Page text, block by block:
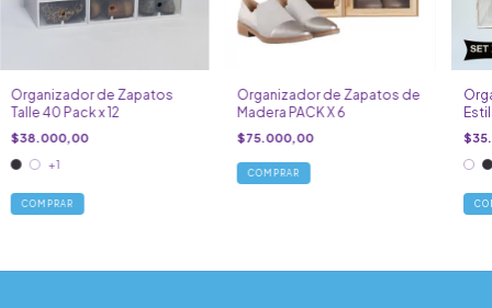
Organizador de Zapatos
Talle 40 Pack x 12
$38.000,00
+1
COMPRAR
Organizador de Zapatos de
Madera PACK X 6
$75.000,00